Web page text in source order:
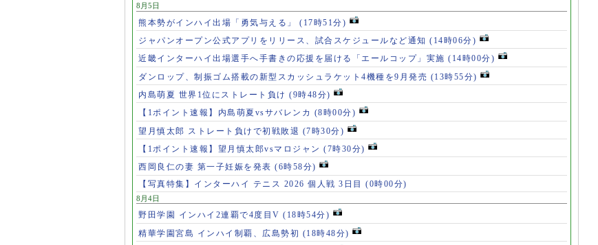
8月5日
熊本勢がインハイ出場「勇気与える」 (17時51分)
ジャパンオープン公式アプリをリリース、試合スケジュールなど通知 (14時06分)
近畿インターハイ出場選手へ手書きの応援を届ける「エールコップ」実施 (14時00分)
ダンロップ、制振ゴム搭載の新型スカッシュラケット4機種を9月発売 (13時55分)
内島萌夏 世界1位にストレート負け (9時48分)
【1ポイント速報】内島萌夏vsサバレンカ (8時00分)
望月慎太郎 ストレート負けで初戦敗退 (7時30分)
【1ポイント速報】望月慎太郎vsマロジャン (7時30分)
西岡良仁の妻 第一子妊娠を発表 (6時58分)
【写真特集】インターハイ テニス 2026 個人戦 3日目 (0時00分)
8月4日
野田学園 インハイ2連覇で4度目V (18時54分)
精華学園宮島 インハイ制覇、広島勢初 (18時48分)